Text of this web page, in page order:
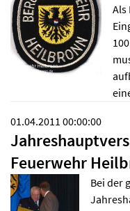
Als
01.04.2011 00:00:00
Feuerwehr
Bei der